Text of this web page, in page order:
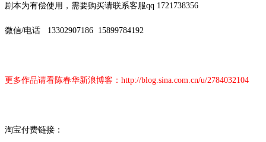
剧本为有偿使用，需要购买请联系客服qq 1721738356
微信/电话 13302907186 15899784192
更多作品请看陈春华新浪博客： http://blog.sina.com.cn/u/2784032104
淘宝付费链接：